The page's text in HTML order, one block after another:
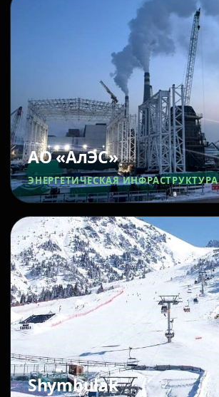
АО «АлЭС»
ЭНЕРГЕТИЧЕСКАЯ ИНФРАСТРУКТУРА
Shymbulak